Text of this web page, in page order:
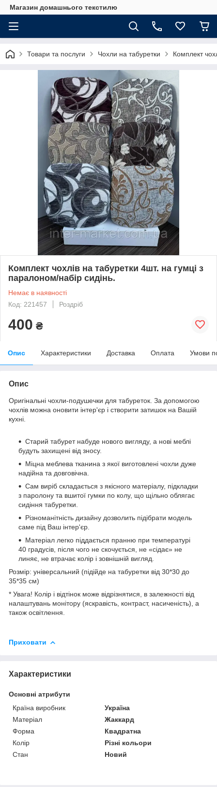
Магазин домашнього текстилю
Товари та послуги Чохли на табуретки Комплект
Комплект чохлів на табуретки 4шт. на гумці з
паралоном/набір сидінь.
Немає в наявності
Код: 221457
Роздріб
400 ₴
Опис Характеристики Доставка Оплата Умови
Опис
Оригінальні чохли-подушечки для табуреток. За допомогою
чохлів можна оновити інтер'єр і створити затишок на Вашій
кухні.
Старий табурет набуде нового вигляду, а нові меблі
будуть захищені від зносу.
Міцна меблева тканина з якої виготовлені чохли дуже
надійна та довговічна.
Сам виріб складається з якісного матеріалу, підкладки
з паролону та вшитої гумки по колу, що щільно облягає
сидіння табуретки.
Різноманітність дизайну дозволить підібрати модель
саме під Ваш інтер'єр.
Матеріал легко піддається пранню при температурі
40 градусів, після чого не скочується, не «сідає» не
линяє, не втрачає колір і зовнішній вигляд.
Розмір: універсальний (підійде на табуретки від 30*30 до
35*35 см)
* Увага! Колір і відтінок може відрізнятися, в залежності від
налаштувань монітору (яскравість, контраст, насиченість), а
також освітлення.
Приховати
Характеристики
Основні атрибути
Країна виробник
Україна
Матеріал
Жаккард
Форма
Квадратна
Колір
Різні кольори
Стан
Новий